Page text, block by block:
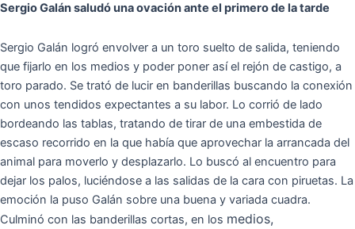
Sergio Galán saludó una ovación ante el primero de la tarde
Sergio Galán logró envolver a un toro suelto de salida, teniendo
que fijarlo en los medios y poder poner así el rejón de castigo, a
toro parado. Se trató de lucir en banderillas buscando la conexión
con unos tendidos expectantes a su labor. Lo corrió de lado
bordeando las tablas, tratando de tirar de una embestida de
escaso recorrido en la que había que aprovechar la arrancada del
animal para moverlo y desplazarlo. Lo buscó al encuentro para
dejar los palos, luciéndose a las salidas de la cara con piruetas. La
emoción la puso Galán sobre una buena y variada cuadra.
Culminó con las banderillas cortas, en los medios,